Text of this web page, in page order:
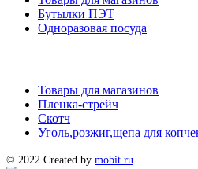
Бутылки ПЭТ
Одноразовая посуда
Товары для магазинов
Пленка-стрейч
Скотч
Уголь,розжиг,щепа для
© 2022 Created by mobit.ru